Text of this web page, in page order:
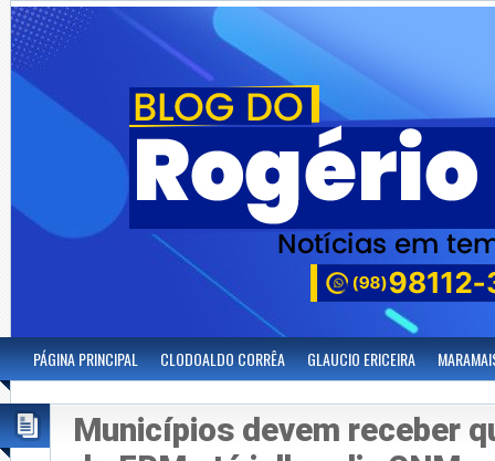
PÁGINA PRINCIPAL CLODOALDO CORRÊA GLAUCIO ERICEIRA
Municípios devem receber